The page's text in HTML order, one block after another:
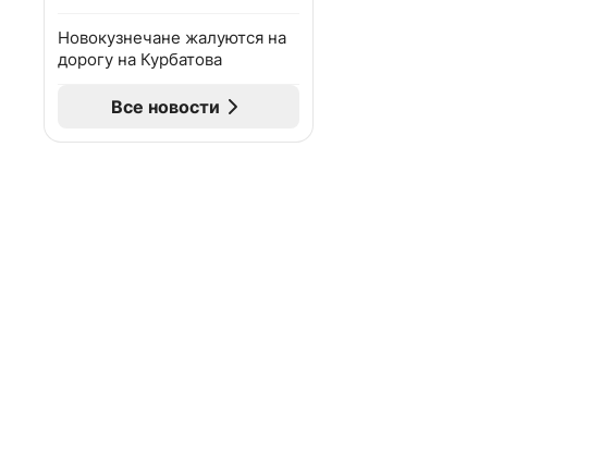
Новокузнечане жалуются на
дорогу на Курбатова
Все новости